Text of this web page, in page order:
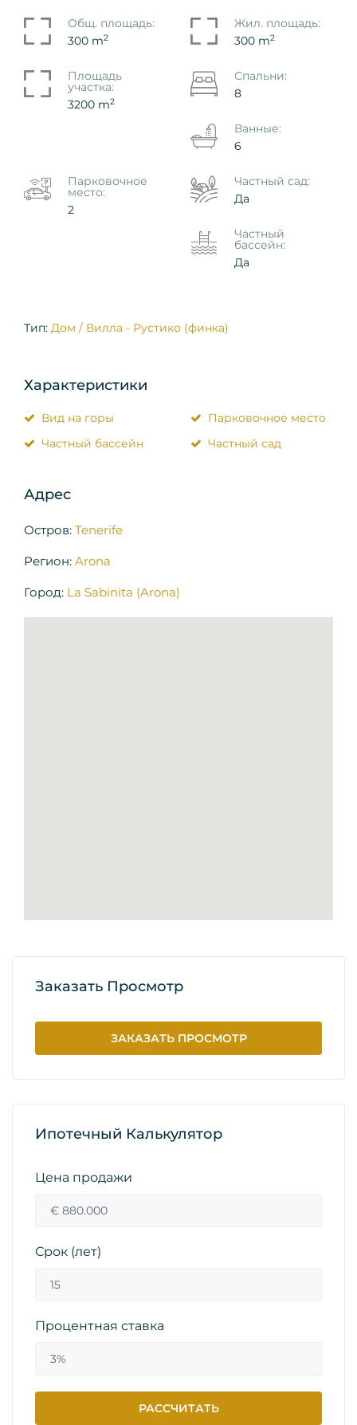
Общ. площадь:
300 m2
Жил. площадь:
300 m2
Площадь
участка:
3200 m2
Спальни:
8
Ванные:
6
Парковочное
место:
2
Частный сад:
Да
Частный
бассейн:
Да
Тип: Дом / Вилла - Рустико (финка)
Характеристики
Вид на горы
Парковочное место
Частный бассейн
Частный сад
Адрес
Остров: Tenerife
Регион: Arona
Город: La Sabinita (Arona)
Заказать Просмотр
ЗАКАЗАТЬ ПРОСМОТР
Ипотечный Калькулятор
Цена продажи
Срок (лет)
Процентная ставка